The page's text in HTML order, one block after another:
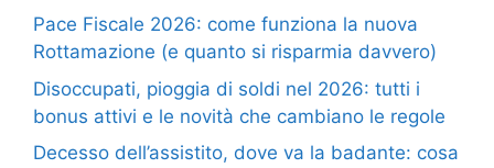
Pace Fiscale 2026: come funziona la nuova
Rottamazione (e quanto si risparmia davvero)
Disoccupati, pioggia di soldi nel 2026: tutti i
bonus attivi e le novità che cambiano le regole
Decesso dell’assistito, dove va la badante: cosa